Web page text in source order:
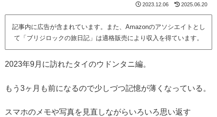
2023.12.06 2025.06.20
記事内に広告が含まれています。また、Amazonのアソシエイトとし
て「ブリジロックの旅日記」は適格販売により収入を得ています。
2023年9月に訪れたタイのウドンタニ編。
もう3ヶ月も前になるので少しづつ記憶が薄くなっている。
スマホのメモや写真を見直しながらいろいろ思い返す